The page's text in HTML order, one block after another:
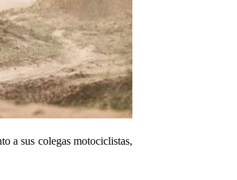
a sus colegas motociclistas,